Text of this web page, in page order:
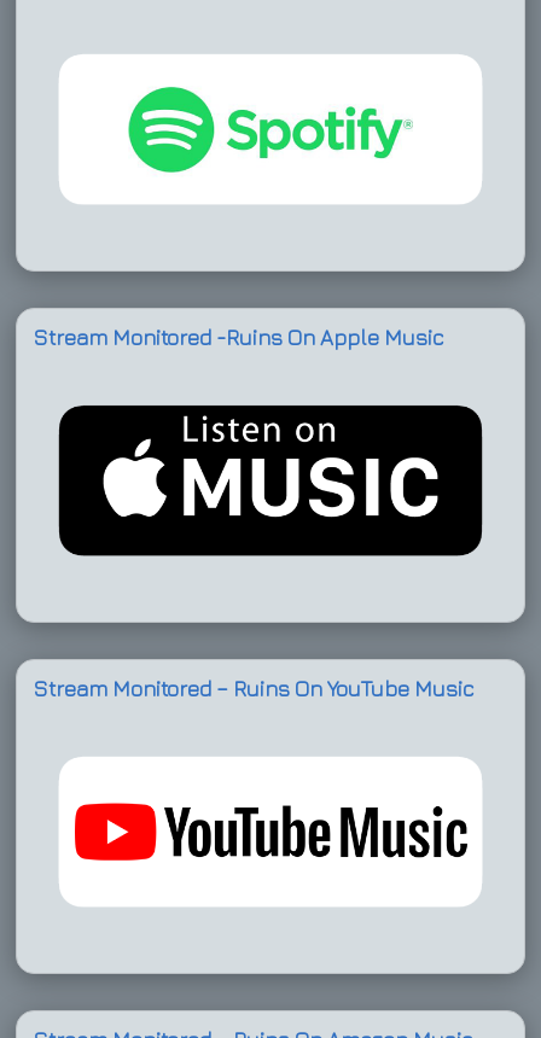
Stream Monitored -Ruins On Apple Music
Stream Monitored – Ruins On YouTube Music